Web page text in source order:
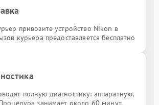
привозите устройство Nikon в
курьера предоставляется бесплатно
полную диагностику: аппаратную,
занимает около 60 минут.